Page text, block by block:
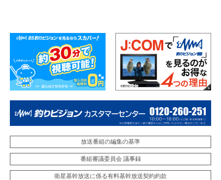
放送番組の編集の基準
番組審議委員会 議事録
衛星基幹放送に係る有料基幹放送契約約款